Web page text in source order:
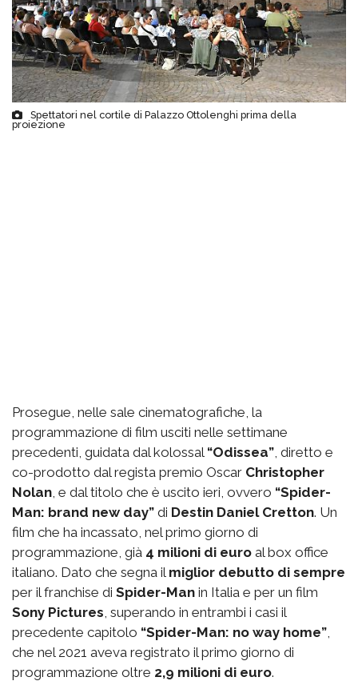
Spettatori nel cortile di Palazzo Ottolenghi prima della
proiezione
Prosegue, nelle sale cinematografiche, la
programmazione di film usciti nelle settimane
precedenti, guidata dal kolossal “Odissea” , diretto e
co-prodotto dal regista premio Oscar Christopher
Nolan , e dal titolo che è uscito ieri, ovvero “Spider-
Man: brand new day” di Destin Daniel Cretton. Un
film che ha incassato, nel primo giorno di
programmazione, già 4 milioni di euro al box office
italiano. Dato che segna il miglior debutto di sempre
per il franchise di Spider-Man in Italia e per un film
Sony Pictures , superando in entrambi i casi il
precedente capitolo “Spider-Man: no way home”
che nel 2021 aveva registrato il primo giorno di
programmazione oltre 2,9 milioni di euro.